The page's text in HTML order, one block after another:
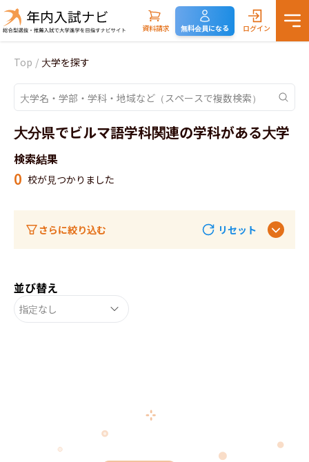
資料請求 無料会員になる ログイン
Top / 大学を探す
大分県でビルマ語学科関連の学科がある大学
検索結果
0 校が見つかりました
さらに絞り込む リセット
並び替え
指定なし